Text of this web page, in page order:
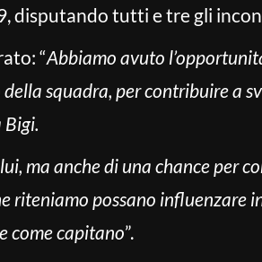
disputando tutti e tre gli
“Abbiamo avuto
squadra, per contribuire a
ma anche di una chance per
possano influenzare
come capitano”.